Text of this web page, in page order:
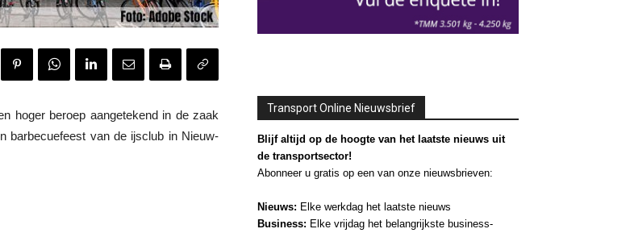
hoger beroep aangetekend in de zaak
barbecuefeest van de ijsclub in Nieuw-
Transport Online Nieuwsbrief
Blijf altijd op de hoogte van het laatste nieuws uit
de transportsector!
Abonneer u gratis op een van onze nieuwsbrieven:
Nieuws: Elke werkdag het laatste nieuws
Business: Elke vrijdag het belangrijkste business-